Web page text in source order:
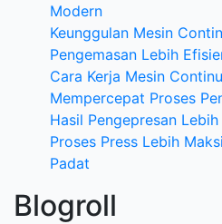
Modern
Keunggulan Mesin
Pengemasan Lebih
Cara Kerja Mesin
Mempercepat Proses
Hasil Pengepresan
Proses Press Lebih
Padat
Blogroll